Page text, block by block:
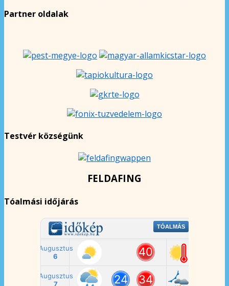
Partner oldalak
Testvér községünk
FELDAFING
Tóalmási időjárás